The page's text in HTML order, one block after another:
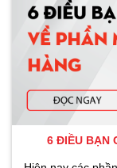
6 ĐIỀU BẠN